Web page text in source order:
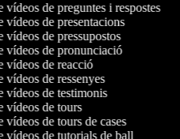
vídeos de preguntes i respostes
vídeos de presentacions
vídeos de pressupostos
vídeos de pronunciació
vídeos de reacció
vídeos de ressenyes
vídeos de testimonis
vídeos de tours
vídeos de tours de cases
vídeos de tutorials de ball